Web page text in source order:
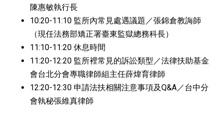
陳惠敏執行長
10:20-11:10 監所內常見處遇議題／張錦倉教誨師
（現任法務部矯正署臺東監獄總務科長）
11:10-11:20 休息時間
11:20-12:20 監所裡常見的訴訟類型／法律扶助基金
會台北分會專職律師組主任薛煒育律師
12:20-12:30 申請法扶相關注意事項及Q&A／台中分
會執秘張維真律師